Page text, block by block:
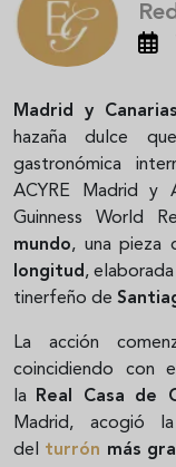
Madrid y Canarias
hazaña dulce
gastronómica
ACYRE Madrid y
Guinness World
mundo, una pieza
longitud,
tinerfeño de
La acción
coincidiendo con
la Real Casa de
Madrid, acogió
del turrón más